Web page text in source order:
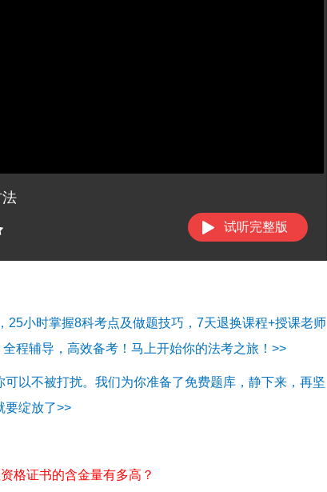
试听完整版
25小时掌握8科考点及做题技巧，7天退换课程+授课老师
程辅导，高效备考！马上开始你的法考之旅！>>
以不被打扰。我们为你准备了免费题库，静下来，再坚
要绽放了>>
格证书的含金量有多高？